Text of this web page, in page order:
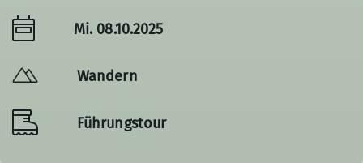
Mi. 08.10.2025
Wandern
Führungstour